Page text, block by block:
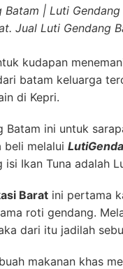
| Luti
Jual Luti Gendang
kudapan
batam keluarga
di Kepri.
ini untuk
beli melalui
Ikan Tuna adalah
Barat ini pertama
roti gendang.
dari itu jadilah
makanan khas